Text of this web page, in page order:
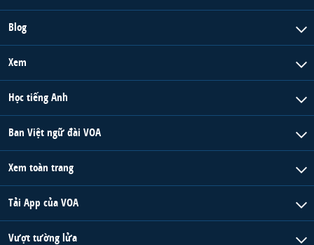
Blog
Xem
Học tiếng Anh
Ban Việt ngữ đài VOA
Xem toàn trang
Tải App của VOA
Vượt tường lửa